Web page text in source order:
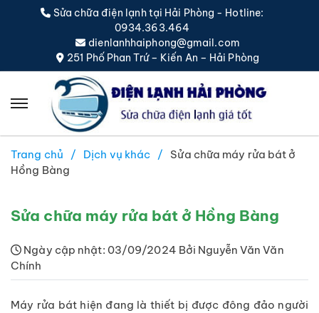
Sửa chữa điện lạnh tại Hải Phòng - Hotline:
0934.363.464
dienlanhhaiphong@gmail.com
251 Phố Phan Trứ – Kiến An – Hải Phòng
Trang chủ Dịch vụ khác
Sửa chữa máy rửa bát ở
Hồng Bàng
Sửa chữa máy rửa bát ở Hồng Bàng
Ngày cập nhật: 03/09/2024 Bởi Nguyễn Văn Văn
Chính
Máy rửa bát hiện đang là thiết bị được đông đảo người